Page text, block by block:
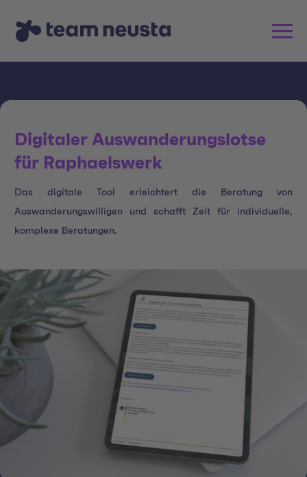
Digitaler Auswanderungslotse
für Raphaelswerk
Das digitale Tool erleichtert die Beratung von
Auswanderungswilligen und schafft Zeit für individuelle,
komplexe Beratungen.